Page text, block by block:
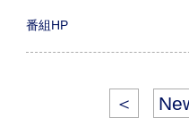
番組HP
＜